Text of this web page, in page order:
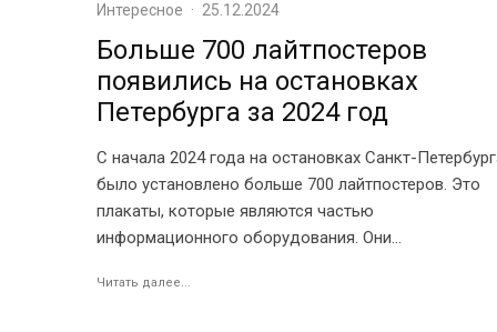
Интересное · 25.12.2024
Больше 700 лайтпостеров
появились на остановках
Петербурга за 2024 год
С начала 2024 года на остановках Санкт-
было установлено больше 700 лайтпостеров. Это
плакаты, которые являются частью
информационного оборудования. Они...
Читать далее...